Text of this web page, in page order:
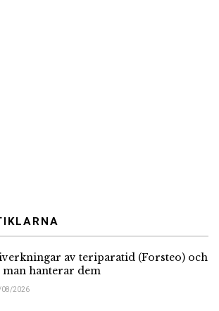
av teriparatid (Forsteo) och
hanterar dem
08/2026